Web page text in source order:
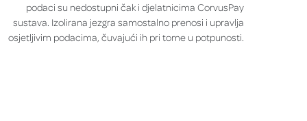
podaci su nedostupni čak i djelatnicima CorvusPay
sustava. Izolirana jezgra samostalno prenosi i upravlja
osjetljivim podacima, čuvajući ih pri tome u potpunosti.